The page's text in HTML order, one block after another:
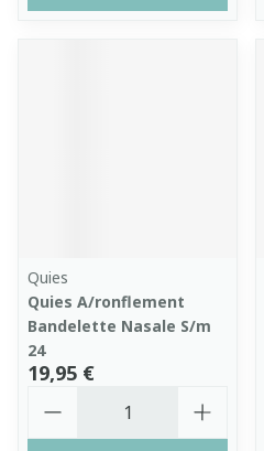
Quies
Quies A/ronflement
Bandelette Nasale S/m
24
19,95 €